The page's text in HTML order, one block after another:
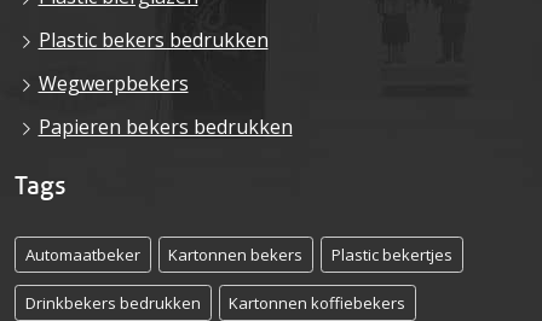
Plastic bekers bedrukken
Wegwerpbekers
Papieren bekers bedrukken
Tags
Automaatbeker Kartonnen bekers Plastic bekertjes
Drinkbekers bedrukken Kartonnen koffiebekers